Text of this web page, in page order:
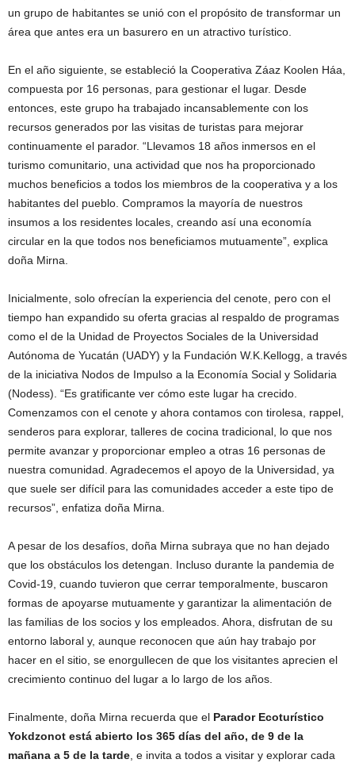
un grupo de habitantes se unió con el propósito de transformar un
área que antes era un basurero en un atractivo turístico.
En el año siguiente, se estableció la Cooperativa Záaz Koolen Háa,
compuesta por 16 personas, para gestionar el lugar. Desde
entonces, este grupo ha trabajado incansablemente con los
recursos generados por las visitas de turistas para mejorar
continuamente el parador. “Llevamos 18 años inmersos en el
turismo comunitario, una actividad que nos ha proporcionado
muchos beneficios a todos los miembros de la cooperativa y a los
habitantes del pueblo. Compramos la mayoría de nuestros
insumos a los residentes locales, creando así una economía
circular en la que todos nos beneficiamos mutuamente”, explica
doña Mirna.
Inicialmente, solo ofrecían la experiencia del cenote, pero con el
tiempo han expandido su oferta gracias al respaldo de programas
como el de la Unidad de Proyectos Sociales de la Universidad
Autónoma de Yucatán (UADY) y la Fundación W.K.Kellogg, a través
de la iniciativa Nodos de Impulso a la Economía Social y Solidaria
(Nodess). “Es gratificante ver cómo este lugar ha crecido.
Comenzamos con el cenote y ahora contamos con tirolesa, rappel,
senderos para explorar, talleres de cocina tradicional, lo que nos
permite avanzar y proporcionar empleo a otras 16 personas de
nuestra comunidad. Agradecemos el apoyo de la Universidad, ya
que suele ser difícil para las comunidades acceder a este tipo de
recursos”, enfatiza doña Mirna.
A pesar de los desafíos, doña Mirna subraya que no han dejado
que los obstáculos los detengan. Incluso durante la pandemia de
Covid-19, cuando tuvieron que cerrar temporalmente, buscaron
formas de apoyarse mutuamente y garantizar la alimentación de
las familias de los socios y los empleados. Ahora, disfrutan de su
entorno laboral y, aunque reconocen que aún hay trabajo por
hacer en el sitio, se enorgullecen de que los visitantes aprecien el
crecimiento continuo del lugar a lo largo de los años.
Finalmente, doña Mirna recuerda que el Parador Ecoturístico
Yokdzonot está abierto los 365 días del año, de 9 de la
mañana a 5 de la tarde , e invita a todos a visitar y explorar cada